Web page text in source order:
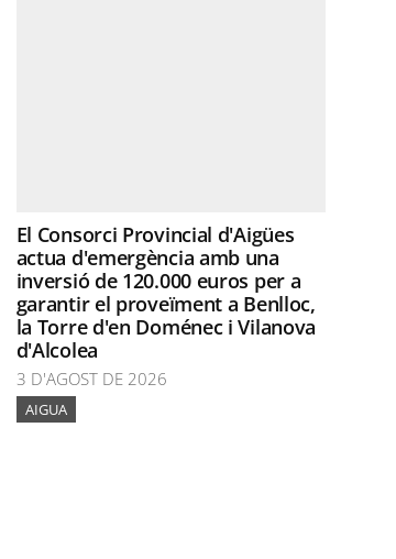
El Consorci Provincial d'Aigües
actua d'emergència amb una
inversió de 120.000 euros per a
garantir el proveïment a Benlloc,
la Torre d'en Doménec i Vilanova
d'Alcolea
3 D'AGOST DE 2026
AIGUA